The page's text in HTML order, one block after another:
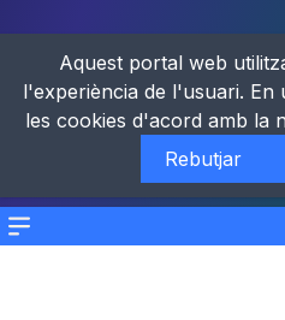
Menu
Aquest portal web
l'experiència de l'usuari. En
les cookies d'acord amb la
Rebutjar